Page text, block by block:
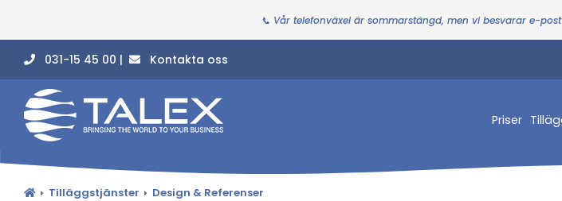
📞 Vår telefonväxel är sommarstängd, men vi besvarar e-
031-15 45 00 | Kontakta oss
Priser
Tilläggstjänster Design & Referenser